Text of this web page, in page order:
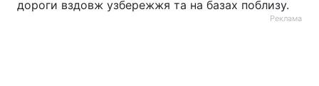
дороги вздовж узбережжя та на базах поблизу.
Реклама